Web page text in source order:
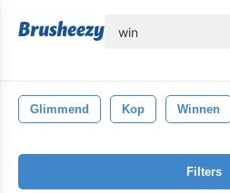
Glimmend Kop Winnen
Filters